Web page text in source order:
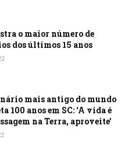
o maior número de
dos últimos 15 anos
mais antigo do mundo
100 anos em SC: ‘A vida é
na Terra, aproveite’